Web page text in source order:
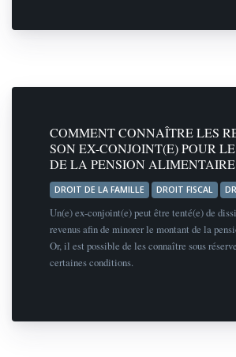
COMMENT CONNAÎTRE LES
SON EX-CONJOINT(E) POUR
DE LA PENSION
DROIT DE LA FAMILLE DROIT FISCAL
Un(e) ex-conjoint(e) peut être tenté(e) de
revenus afin de minorer le montant de la
Or, il est possible de les connaître sous
certaines conditions.